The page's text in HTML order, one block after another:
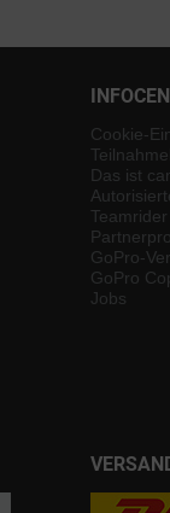
Cookie-
Das ist
Teamrider
GoPro-
GoPro
Jobs